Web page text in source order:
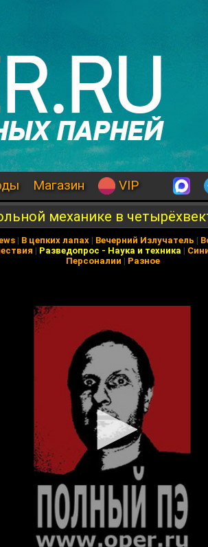
Магазин VIP
механике в
| В цепких лапах | Вечерний Излучатель |
| Разведопрос - Наука и техника |
Персоналии | Разное